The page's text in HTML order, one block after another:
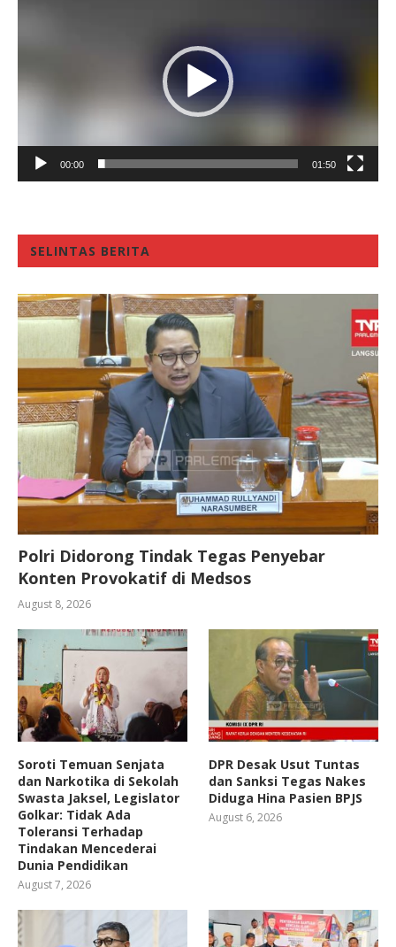
00:00 01:50
SELINTAS BERITA
Polri Didorong Tindak Tegas Penyebar
Konten Provokatif di Medsos
August 8, 2026
Soroti Temuan Senjata
dan Narkotika di Sekolah
Swasta Jaksel, Legislator
Golkar: Tidak Ada
Toleransi Terhadap
Tindakan Mencederai
Dunia Pendidikan
August 7, 2026
DPR Desak Usut Tuntas
dan Sanksi Tegas Nakes
Diduga Hina Pasien BPJS
August 6, 2026